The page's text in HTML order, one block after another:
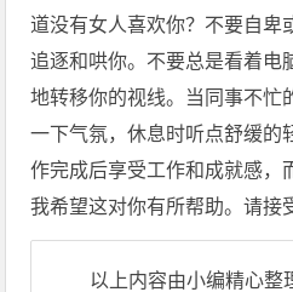
道没有女人喜欢你？不要自卑
追逐和哄你。不要总是看着电
地转移你的视线。当同事不忙
一下气氛，休息时听点舒缓的
作完成后享受工作和成就感，
我希望这对你有所帮助。请接
以上内容由小编精心整